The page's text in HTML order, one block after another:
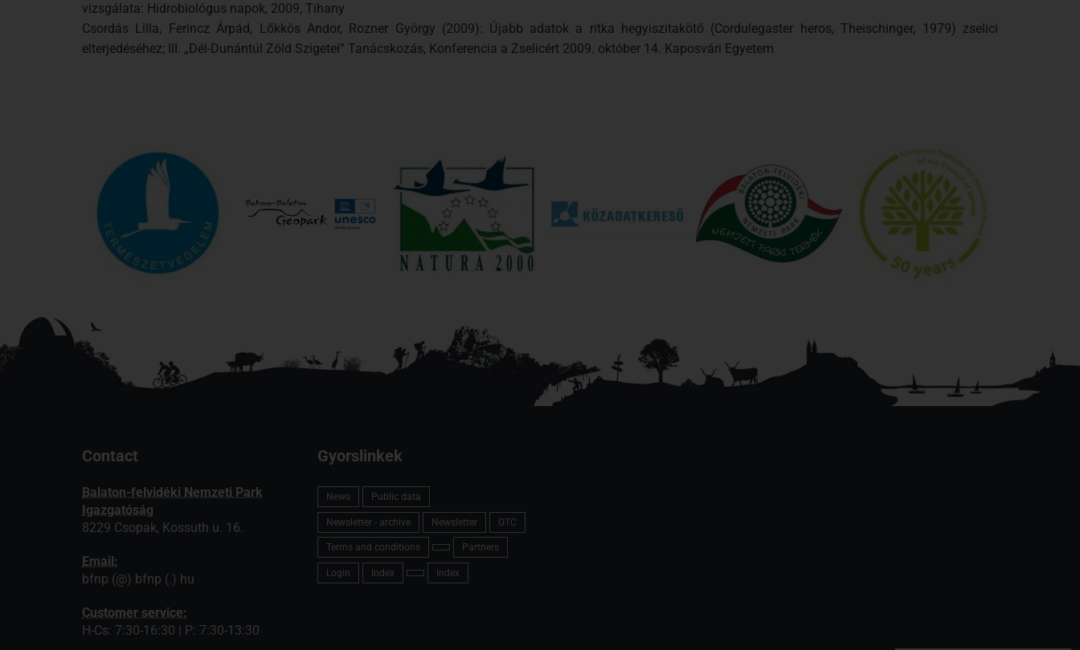
vizsgálata: Hidrobiológus napok, 2009, Tihany
Csordás Lilla, Ferincz Árpád, Lőkkös Andor, Rozner György (2009): Újabb adatok a ritka hegyiszitakötő (Cordulegaster heros, Theischinger, 1979) zselici
elterjedéséhez; III. „Dél-Dunántúl Zöld Szigetei” Tanácskozás, Konferencia a Zselicért 2009. október 14. Kaposvári Egyetem
Contact
Balaton-felvidéki Nemzeti Park
Igazgatóság
8229 Csopak, Kossuth u. 16.
Email:
bfnp (@) bfnp (.) hu
Customer service:
H-Cs: 7:30-16:30 | P: 7:30-13:30
Gyorslinkek
News Public data
Newsletter - archive Newsletter GTC
Terms and conditions Partners
Login Index Index